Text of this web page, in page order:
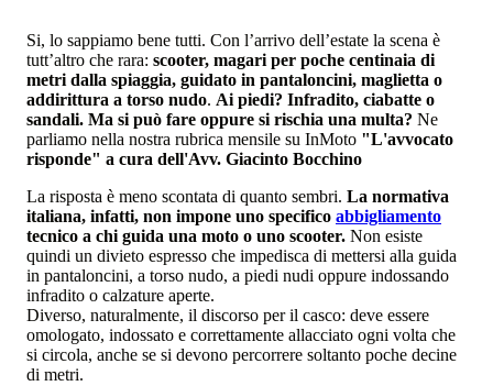
Si, lo sappiamo bene tutti. Con l’arrivo dell’estate la scena è
tutt’altro che rara: scooter, magari per poche centinaia di
metri dalla spiaggia, guidato in pantaloncini, maglietta o
addirittura a torso nudo. Ai piedi? Infradito, ciabatte o
sandali. Ma si può fare oppure si rischia una multa? Ne
parliamo nella nostra rubrica mensile su InMoto "L'avvocato
risponde" a cura dell'Avv. Giacinto Bocchino
La risposta è meno scontata di quanto sembri. La normativa
italiana, infatti, non impone uno specifico abbigliamento
tecnico a chi guida una moto o uno scooter. Non esiste
quindi un divieto espresso che impedisca di mettersi alla guida
in pantaloncini, a torso nudo, a piedi nudi oppure indossando
infradito o calzature aperte.
Diverso, naturalmente, il discorso per il casco: deve essere
omologato, indossato e correttamente allacciato ogni volta che
si circola, anche se si devono percorrere soltanto poche decine
di metri.